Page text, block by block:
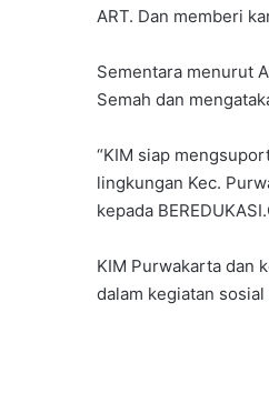
ART. Dan memberi
Sementara menurut
Semah dan
“KIM siap
lingkungan Kec.
kepada
KIM Purwakarta dan
dalam kegiatan